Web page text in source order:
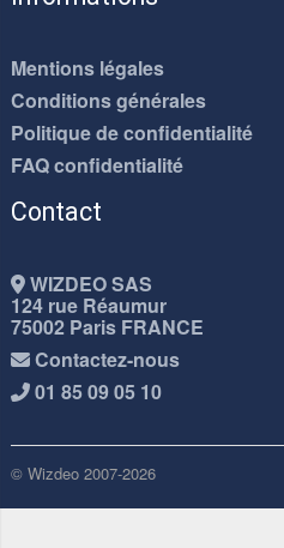
Mentions légales
Conditions générales
Politique de confidentialité
FAQ confidentialité
Contact
WIZDEO SAS
124 rue Réaumur
75002 Paris FRANCE
Contactez-nous
01 85 09 05 10
© Wizdeo 2007-2026